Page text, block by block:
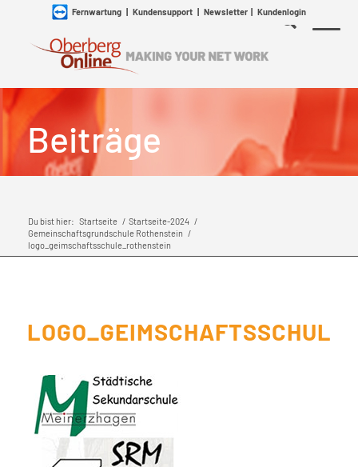
Fernwartung| Kundensupport| Newsletter| Kundenlogin
Beiträge
Du bist hier: Startseite / Startseite-2024 /
Gemeinschaftsgrundschule Rothenstein /
logo_geimschaftsschule_rothenstein